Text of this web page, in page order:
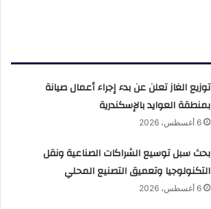
توزيع الغاز تعلن عن بدء إجراء أعمال صيانة
بمنطقة العوايد بالإسكندرية
6 أغسطس، 2026
بحث سبل توسيع الشراكات الصناعية ونقل
التكنولوجيا وتعميق التصنيع المحلي
6 أغسطس، 2026